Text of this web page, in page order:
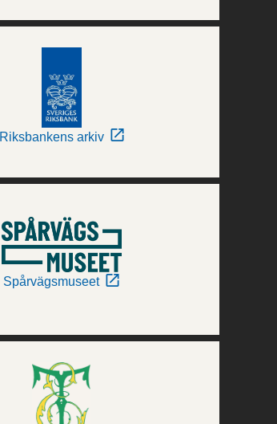
Riksbankens arkiv
Spårvägsmuseet